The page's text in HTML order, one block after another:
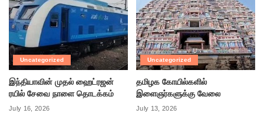
Uncategorized
இந்தியாவின் முதல் ஹைட்ரஜன்
ரயில் சேவை நாளை தொடக்கம்
July 16, 2026
Uncategorized
தமிழக கோயில்களில்
இளைஞர்களுக்கு வேலை
July 13, 2026